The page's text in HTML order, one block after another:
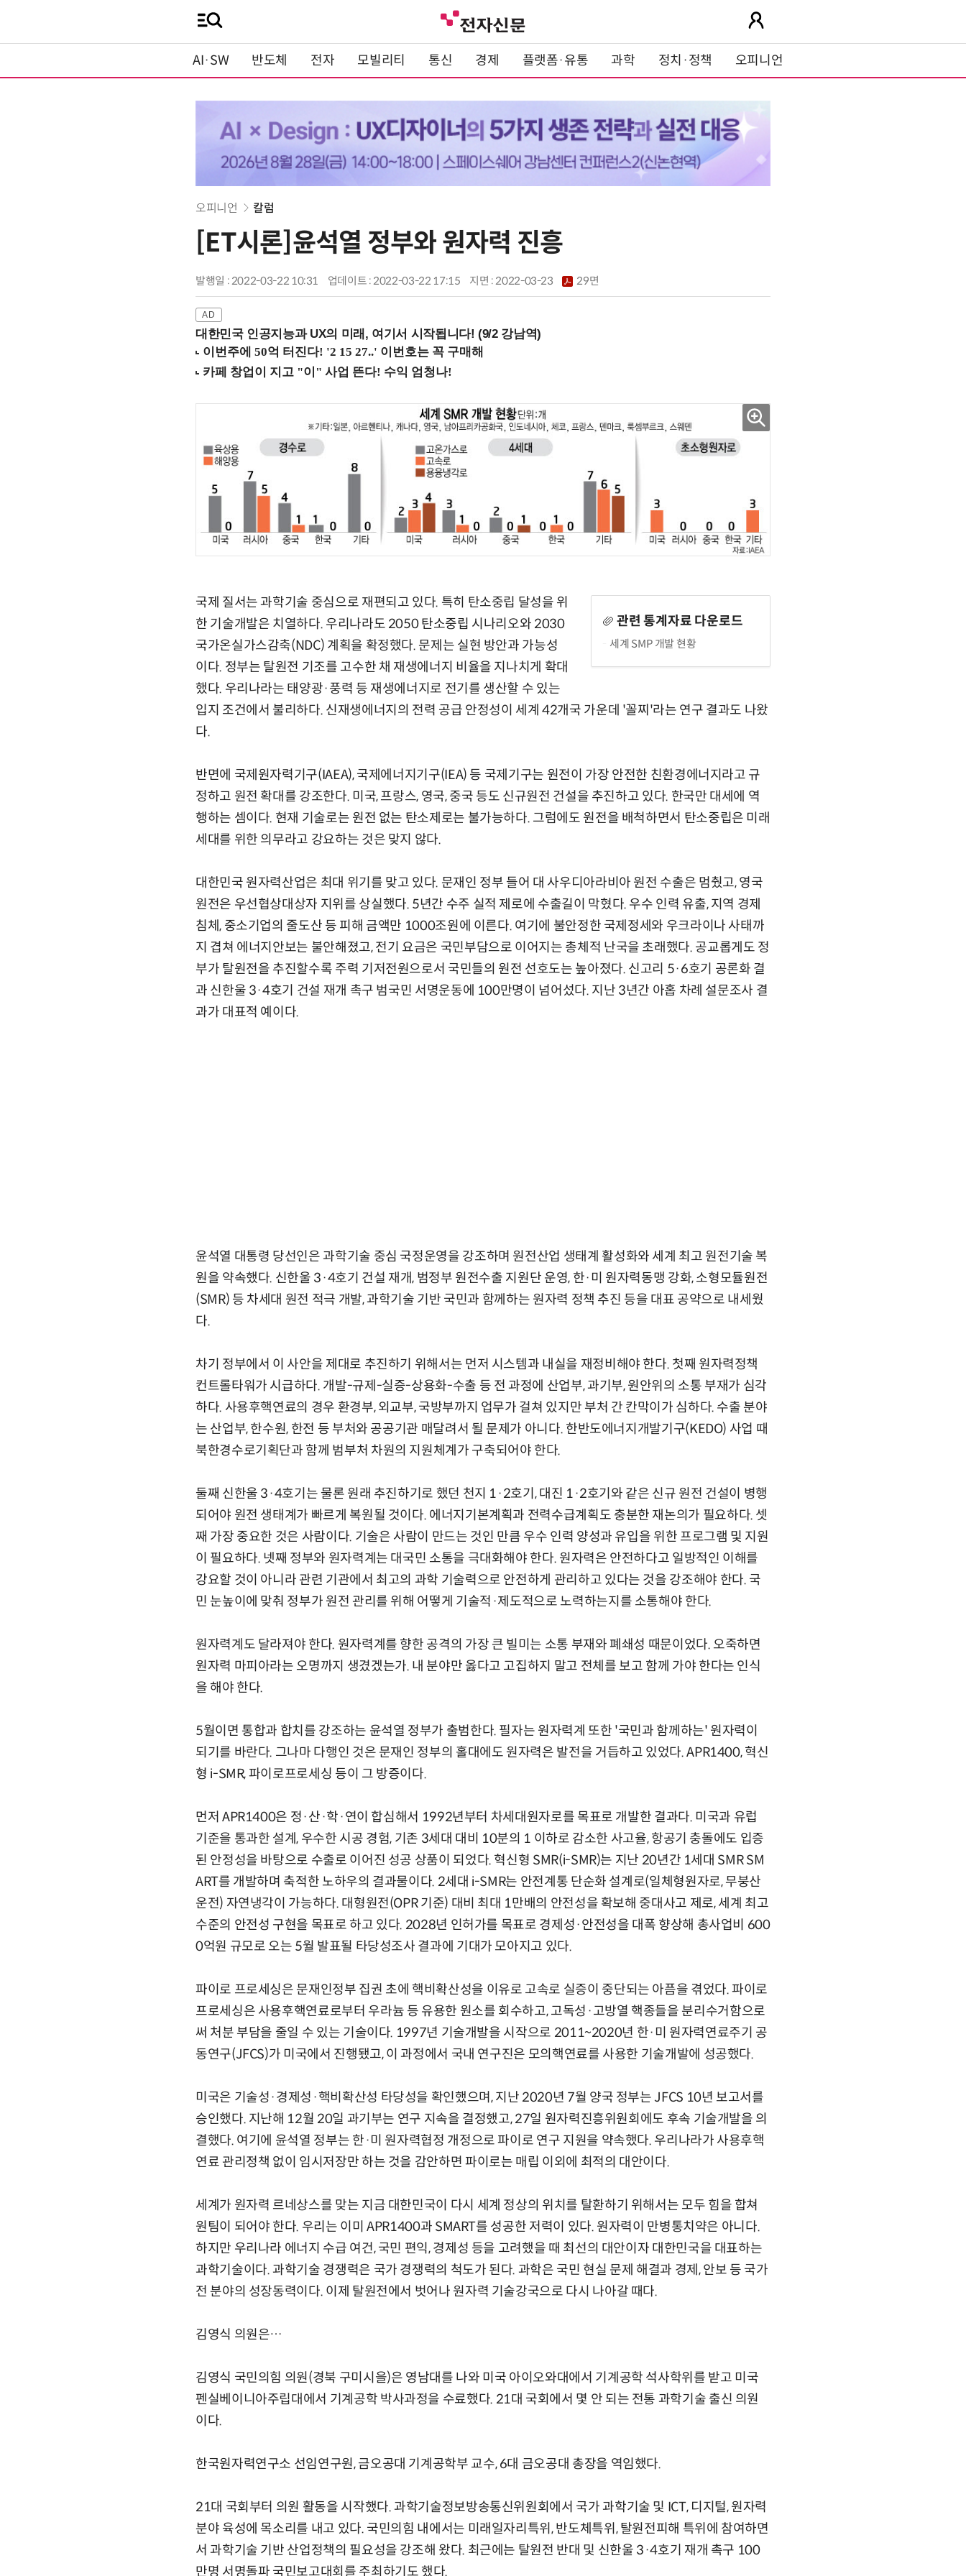
AI·SW 반도체 전자 모빌리티 통신 경제 플랫폼·유통 과학 정치·정책 오피니언
오피니언 칼럼
[ET시론]윤석열 정부와 원자력 진흥
발행일 : 2022-03-22 10:31 업데이트 : 2022-03-22 17:15 지면 :2022-03-23 29면
대한민국 인공지능과 UX의 미래, 여기서 시작됩니다! (9/2 강남역)
관련 통계자료 다운로드
세계 SMP 개발 현황
국제 질서는 과학기술 중심으로 재편되고 있다. 특히 탄소중립 달성을 위
한 기술개발은 치열하다. 우리나라도 2050 탄소중립 시나리오와 2030
국가온실가스감축(NDC) 계획을 확정했다. 문제는 실현 방안과 가능성
이다. 정부는 탈원전 기조를 고수한 채 재생에너지 비율을 지나치게 확대
했다. 우리나라는 태양광·풍력 등 재생에너지로 전기를 생산할 수 있는
입지 조건에서 불리하다. 신재생에너지의 전력 공급 안정성이 세계 42개국 가운데 '꼴찌'라는 연구 결과도 나왔
다.
반면에 국제원자력기구(IAEA), 국제에너지기구(IEA) 등 국제기구는 원전이 가장 안전한 친환경에너지라고 규
정하고 원전 확대를 강조한다. 미국, 프랑스, 영국, 중국 등도 신규원전 건설을 추진하고 있다. 한국만 대세에 역
행하는 셈이다. 현재 기술로는 원전 없는 탄소제로는 불가능하다. 그럼에도 원전을 배척하면서 탄소중립은 미래
세대를 위한 의무라고 강요하는 것은 맞지 않다.
대한민국 원자력산업은 최대 위기를 맞고 있다. 문재인 정부 들어 대 사우디아라비아 원전 수출은 멈췄고, 영국
원전은 우선협상대상자 지위를 상실했다. 5년간 수주 실적 제로에 수출길이 막혔다. 우수 인력 유출, 지역 경제
침체, 중소기업의 줄도산 등 피해 금액만 1000조원에 이른다. 여기에 불안정한 국제정세와 우크라이나 사태까
지 겹쳐 에너지안보는 불안해졌고, 전기 요금은 국민부담으로 이어지는 총체적 난국을 초래했다. 공교롭게도 정
부가 탈원전을 추진할수록 주력 기저전원으로서 국민들의 원전 선호도는 높아졌다. 신고리 5·6호기 공론화 결
과 신한울 3·4호기 건설 재개 촉구 범국민 서명운동에 100만명이 넘어섰다. 지난 3년간 아홉 차례 설문조사 결
과가 대표적 예이다.
윤석열 대통령 당선인은 과학기술 중심 국정운영을 강조하며 원전산업 생태계 활성화와 세계 최고 원전기술 복
원을 약속했다. 신한울 3·4호기 건설 재개, 범정부 원전수출 지원단 운영, 한·미 원자력동맹 강화, 소형모듈원전
(SMR) 등 차세대 원전 적극 개발, 과학기술 기반 국민과 함께하는 원자력 정책 추진 등을 대표 공약으로 내세웠
다.
차기 정부에서 이 사안을 제대로 추진하기 위해서는 먼저 시스템과 내실을 재정비해야 한다. 첫째 원자력정책
컨트롤타워가 시급하다. 개발-규제-실증-상용화-수출 등 전 과정에 산업부, 과기부, 원안위의 소통 부재가 심각
하다. 사용후핵연료의 경우 환경부, 외교부, 국방부까지 업무가 걸쳐 있지만 부처 간 칸막이가 심하다. 수출 분야
는 산업부, 한수원, 한전 등 부처와 공공기관 매달려서 될 문제가 아니다. 한반도에너지개발기구(KEDO) 사업 때
북한경수로기획단과 함께 범부처 차원의 지원체계가 구축되어야 한다.
둘째 신한울 3·4호기는 물론 원래 추진하기로 했던 천지 1·2호기, 대진 1·2호기와 같은 신규 원전 건설이 병행
되어야 원전 생태계가 빠르게 복원될 것이다. 에너지기본계획과 전력수급계획도 충분한 재논의가 필요하다. 셋
째 가장 중요한 것은 사람이다. 기술은 사람이 만드는 것인 만큼 우수 인력 양성과 유입을 위한 프로그램 및 지원
이 필요하다. 넷째 정부와 원자력계는 대국민 소통을 극대화해야 한다. 원자력은 안전하다고 일방적인 이해를
강요할 것이 아니라 관련 기관에서 최고의 과학 기술력으로 안전하게 관리하고 있다는 것을 강조해야 한다. 국
민 눈높이에 맞춰 정부가 원전 관리를 위해 어떻게 기술적·제도적으로 노력하는지를 소통해야 한다.
원자력계도 달라져야 한다. 원자력계를 향한 공격의 가장 큰 빌미는 소통 부재와 폐쇄성 때문이었다. 오죽하면
원자력 마피아라는 오명까지 생겼겠는가. 내 분야만 옳다고 고집하지 말고 전체를 보고 함께 가야 한다는 인식
을 해야 한다.
5월이면 통합과 합치를 강조하는 윤석열 정부가 출범한다. 필자는 원자력계 또한 '국민과 함께하는' 원자력이
되기를 바란다. 그나마 다행인 것은 문재인 정부의 홀대에도 원자력은 발전을 거듭하고 있었다. APR1400, 혁신
형 i-SMR, 파이로프로세싱 등이 그 방증이다.
먼저 APR1400은 정·산·학·연이 합심해서 1992년부터 차세대원자로를 목표로 개발한 결과다. 미국과 유럽
기준을 통과한 설계, 우수한 시공 경험, 기존 3세대 대비 10분의 1 이하로 감소한 사고율, 항공기 충돌에도 입증
된 안정성을 바탕으로 수출로 이어진 성공 상품이 되었다. 혁신형 SMR(i-SMR)는 지난 20년간 1세대 SMR SM
ART를 개발하며 축적한 노하우의 결과물이다. 2세대 i-SMR는 안전계통 단순화 설계로(일체형원자로, 무붕산
운전) 자연냉각이 가능하다. 대형원전(OPR 기준) 대비 최대 1만배의 안전성을 확보해 중대사고 제로, 세계 최고
수준의 안전성 구현을 목표로 하고 있다. 2028년 인허가를 목표로 경제성·안전성을 대폭 향상해 총사업비 600
0억원 규모로 오는 5월 발표될 타당성조사 결과에 기대가 모아지고 있다.
파이로 프로세싱은 문재인정부 집권 초에 핵비확산성을 이유로 고속로 실증이 중단되는 아픔을 겪었다. 파이로
프로세싱은 사용후핵연료로부터 우라늄 등 유용한 원소를 회수하고, 고독성·고방열 핵종들을 분리수거함으로
써 처분 부담을 줄일 수 있는 기술이다. 1997년 기술개발을 시작으로 2011~2020년 한·미 원자력연료주기 공
동연구(JFCS)가 미국에서 진행됐고, 이 과정에서 국내 연구진은 모의핵연료를 사용한 기술개발에 성공했다.
미국은 기술성·경제성·핵비확산성 타당성을 확인했으며, 지난 2020년 7월 양국 정부는 JFCS 10년 보고서를
승인했다. 지난해 12월 20일 과기부는 연구 지속을 결정했고, 27일 원자력진흥위원회에도 후속 기술개발을 의
결했다. 여기에 윤석열 정부는 한·미 원자력협정 개정으로 파이로 연구 지원을 약속했다. 우리나라가 사용후핵
연료 관리정책 없이 임시저장만 하는 것을 감안하면 파이로는 매립 이외에 최적의 대안이다.
세계가 원자력 르네상스를 맞는 지금 대한민국이 다시 세계 정상의 위치를 탈환하기 위해서는 모두 힘을 합쳐
원팀이 되어야 한다. 우리는 이미 APR1400과 SMART를 성공한 저력이 있다. 원자력이 만병통치약은 아니다.
하지만 우리나라 에너지 수급 여건, 국민 편익, 경제성 등을 고려했을 때 최선의 대안이자 대한민국을 대표하는
과학기술이다. 과학기술 경쟁력은 국가 경쟁력의 척도가 된다. 과학은 국민 현실 문제 해결과 경제, 안보 등 국가
전 분야의 성장동력이다. 이제 탈원전에서 벗어나 원자력 기술강국으로 다시 나아갈 때다.
김영식 의원은…
김영식 국민의힘 의원(경북 구미시을)은 영남대를 나와 미국 아이오와대에서 기계공학 석사학위를 받고 미국
펜실베이니아주립대에서 기계공학 박사과정을 수료했다. 21대 국회에서 몇 안 되는 전통 과학기술 출신 의원
이다.
한국원자력연구소 선임연구원, 금오공대 기계공학부 교수, 6대 금오공대 총장을 역임했다.
21대 국회부터 의원 활동을 시작했다. 과학기술정보방송통신위원회에서 국가 과학기술 및 ICT, 디지털, 원자력
분야 육성에 목소리를 내고 있다. 국민의힘 내에서는 미래일자리특위, 반도체특위, 탈원전피해 특위에 참여하면
서 과학기술 기반 산업정책의 필요성을 강조해 왔다. 최근에는 탈원전 반대 및 신한울 3·4호기 재개 촉구 100
만명 서명돌파 국민보고대회를 주최하기도 했다.